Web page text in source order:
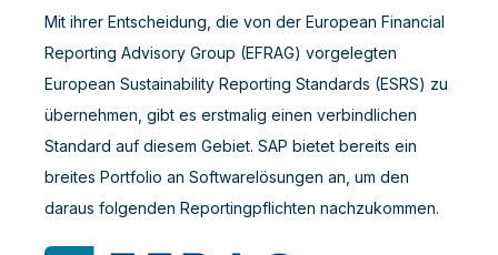
Mit ihrer Entscheidung, die von der European Financial
Reporting Advisory Group (EFRAG) vorgelegten
European Sustainability Reporting Standards (ESRS) zu
übernehmen, gibt es erstmalig einen verbindlichen
Standard auf diesem Gebiet. SAP bietet bereits ein
breites Portfolio an Softwarelösungen an, um den
daraus folgenden Reportingpflichten nachzukommen.